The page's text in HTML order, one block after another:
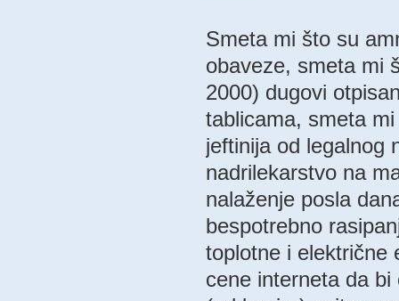
Smeta mi što su
obaveze, smeta mi
2000) dugovi
tablicama, smeta
jeftinija od legalnog
nadrilekarstvo na
nalaženje posla
bespotrebno
toplotne i električne
cene interneta da